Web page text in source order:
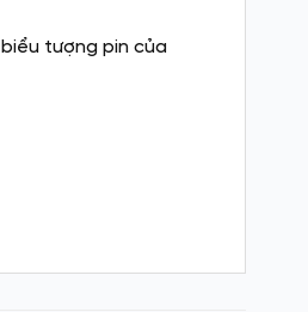
tượng pin của